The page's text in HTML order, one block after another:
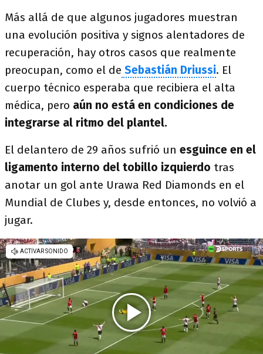
Más allá de que algunos jugadores muestran
una evolución positiva y signos alentadores de
recuperación, hay otros casos que realmente
preocupan, como el de Sebastián Driussi. El
cuerpo técnico esperaba que recibiera el alta
médica, pero aún no está en condiciones de
integrarse al ritmo del plantel.
El delantero de 29 años sufrió un esguince en el
ligamento interno del tobillo izquierdo tras
anotar un gol ante Urawa Red Diamonds en el
Mundial de Clubes y, desde entonces, no volvió a
jugar.